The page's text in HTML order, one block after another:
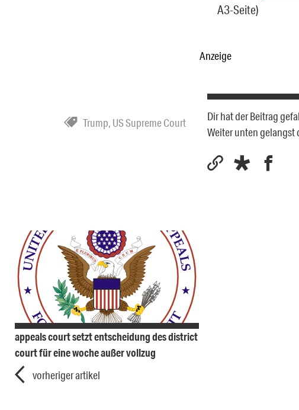
A3-Seite)
Anzeige
Trump, US Supreme Court
Dir hat der Beitrag
Weiter unten gelangst
appeals court setzt entscheidung des district
court für eine woche außer vollzug
vorheriger artikel